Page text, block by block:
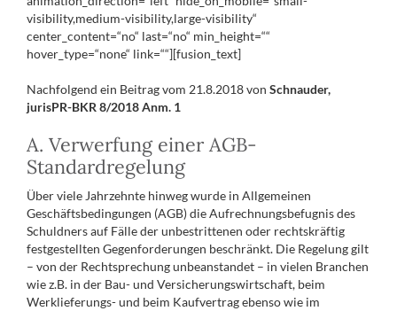
visibility,medium-visibility,large-visibility“
center_content=“no“ last=“no“ min_height=““
hover_type=“none“ link=““][fusion_text]
Nachfolgend ein Beitrag vom 21.8.2018 von Schnauder,
jurisPR-BKR 8/2018 Anm. 1
A. Verwerfung einer AGB-
Standardregelung
Über viele Jahrzehnte hinweg wurde in Allgemeinen
Geschäftsbedingungen (AGB) die Aufrechnungsbefugnis des
Schuldners auf Fälle der unbestrittenen oder rechtskräftig
festgestellten Gegenforderungen beschränkt. Die Regelung gilt
– von der Rechtsprechung unbeanstandet – in vielen Branchen
wie z.B. in der Bau- und Versicherungswirtschaft, beim
Werklieferungs- und beim Kaufvertrag ebenso wie im